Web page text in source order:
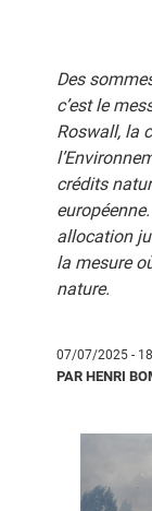
Des
c’est le
Roswall, la
crédits
allocation
la mesure
nature.
07/07/2025 -
PAR HENRI